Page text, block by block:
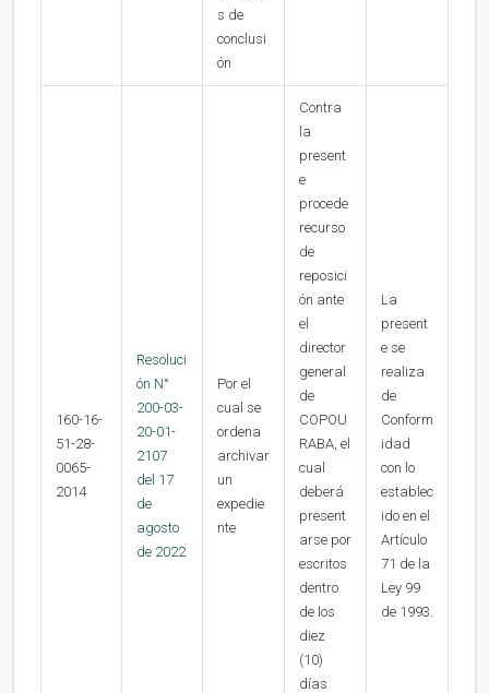
s de
conclusi
ón
160-16-
51-28-
0065-
2014
Resoluci
ón N°
200-03-
20-01-
2107
del 17
de
agosto
de 2022
Por el
cual se
ordena
archivar
un
expedie
nte
Contra
la
present
e
procede
recurso
de
reposici
ón ante
el
director
general
de
COPOU
RABA, el
cual
deberá
present
arse por
escritos
dentro
de los
diez
(10)
días
La
present
e se
realiza
de
Conform
idad
con lo
establec
ido en el
Artículo
71 de la
Ley 99
de 1993.